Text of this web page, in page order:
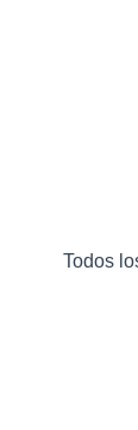
Todos